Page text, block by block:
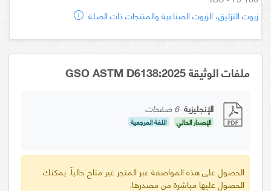
زيوت التزليق، الزيوت الصناعية والمنتجات ذات الصلة
ملفات الوثيقة GSO ASTM D6138:2025
الإنجليزية 6 صفحات
الإصدار الحالي اللغة المرجعية
الحصول على هذه المواصفة عبر المتجر غير متاح حالياً. يمكنك
الحصول عليها مباشرة من مصدرها.